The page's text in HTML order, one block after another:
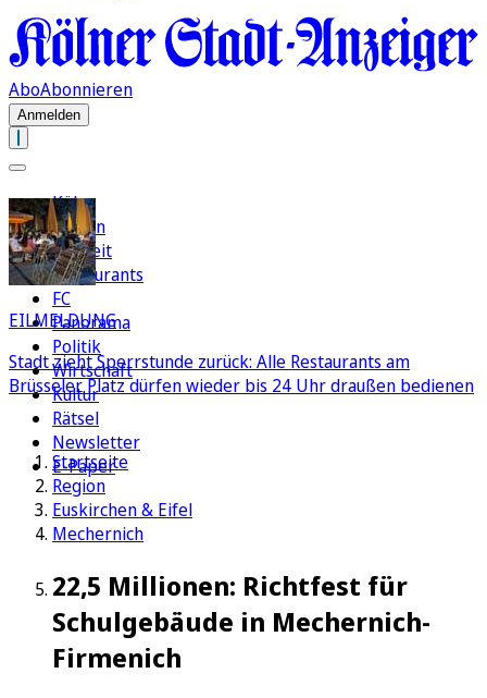
AboAbonnieren
Anmelden
Köln
Region
Freizeit
Restaurants
FC
Panorama
Politik
Wirtschaft
Kultur
Rätsel
Newsletter
E-Paper
EILMELDUNG
Stadt zieht Sperrstunde zurück: Alle Restaurants am
Brüsseler Platz dürfen wieder bis 24 Uhr draußen bedienen
Startseite
Region
Euskirchen & Eifel
Mechernich
22,5 Millionen: Richtfest für
Schulgebäude in Mechernich-
Firmenich